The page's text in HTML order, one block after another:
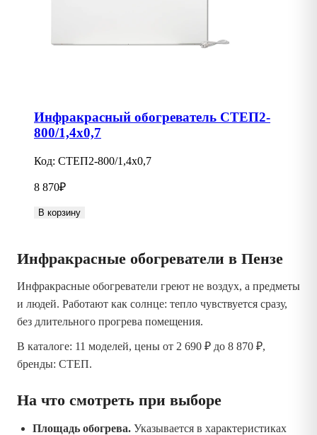
Инфракрасный обогреватель СТЕП2-
800/1,4х0,7
Код: СТЕП2-800/1,4х0,7
8 870₽
В корзину
Инфракрасные обогреватели в Пензе
Инфракрасные обогреватели греют не воздух, а предметы
и людей. Работают как солнце: тепло чувствуется сразу,
без длительного прогрева помещения.
В каталоге: 11 моделей, цены от 2 690 ₽ до 8 870 ₽,
бренды: СТЕП.
На что смотреть при выборе
Площадь обогрева. Указывается в характеристиках